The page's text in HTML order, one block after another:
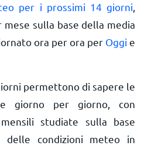
per i prossimi 14 giorni
sulla base della media
ora per ora per Oggi e
permettono di sapere le
giorno per giorno, con
studiate sulla base
delle condizioni meteo in